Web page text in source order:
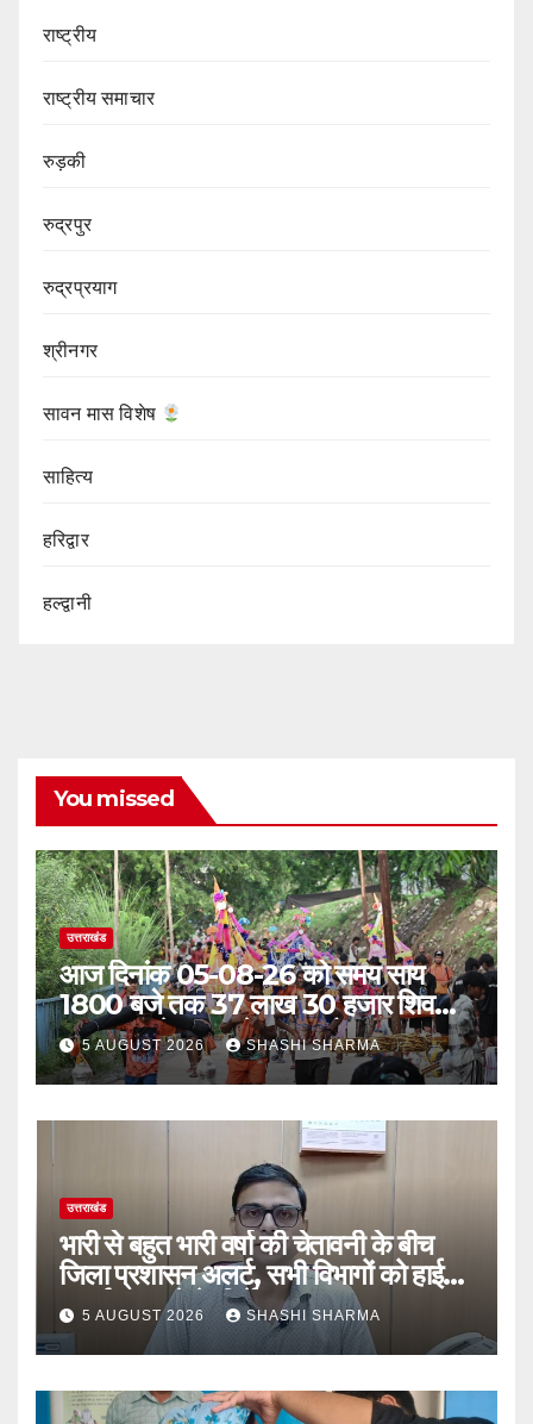
राष्ट्रीय
राष्ट्रीय समाचार
रुड़की
रुद्रपुर
रुद्रप्रयाग
श्रीनगर
सावन मास विशेष
साहित्य
हरिद्वार
हल्द्वानी
You missed
उत्तराखंड
आज दिनांक 05-08-26 को समय साय
1800 बजे तक 37 लाख 30 हजार शिव
भक्त जल लेकर अपने गंतव्य को प्रस्थान कर
चुके
5 AUGUST 2026 SHASHI SHARMA
उत्तराखंड
भारी से बहुत भारी वर्षा की चेतावनी के बीच
जिला प्रशासन अलर्ट, सभी विभागों को हाई
अलर्ट पर रहने के निर्देश
5 AUGUST 2026 SHASHI SHARMA